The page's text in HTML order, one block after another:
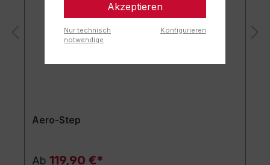
Aero-Step
Ab 119,90 €*
Akzeptieren
Nur technisch
notwendige
Konfigurieren